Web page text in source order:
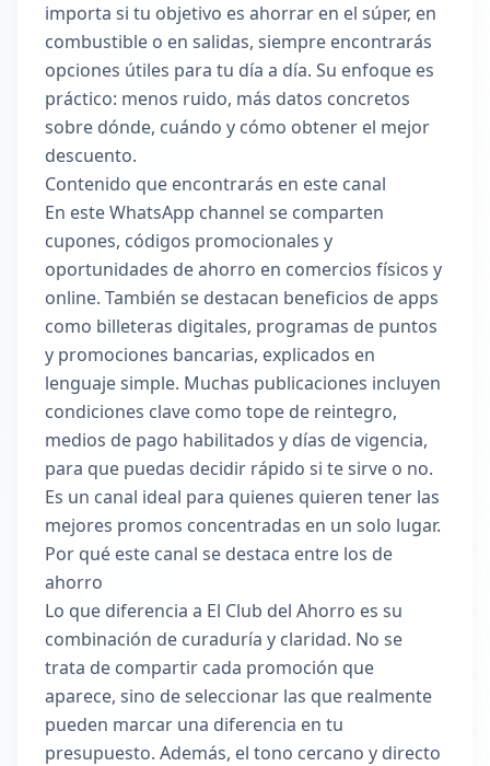
importa si tu objetivo es ahorrar en el súper, en
combustible o en salidas, siempre encontrarás
opciones útiles para tu día a día. Su enfoque es
práctico: menos ruido, más datos concretos
sobre dónde, cuándo y cómo obtener el mejor
descuento.
Contenido que encontrarás en este canal
En este WhatsApp channel se comparten
cupones, códigos promocionales y
oportunidades de ahorro en comercios físicos y
online. También se destacan beneficios de apps
como billeteras digitales, programas de puntos
y promociones bancarias, explicados en
lenguaje simple. Muchas publicaciones incluyen
condiciones clave como tope de reintegro,
medios de pago habilitados y días de vigencia,
para que puedas decidir rápido si te sirve o no.
Es un canal ideal para quienes quieren tener las
mejores promos concentradas en un solo lugar.
Por qué este canal se destaca entre los de
ahorro
Lo que diferencia a El Club del Ahorro es su
combinación de curaduría y claridad. No se
trata de compartir cada promoción que
aparece, sino de seleccionar las que realmente
pueden marcar una diferencia en tu
presupuesto. Además, el tono cercano y directo